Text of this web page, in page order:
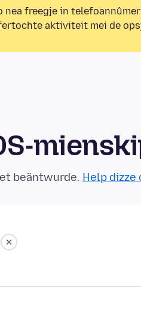
nea freegje in
aktiviteit mei de
beäntwurde. Help dizze